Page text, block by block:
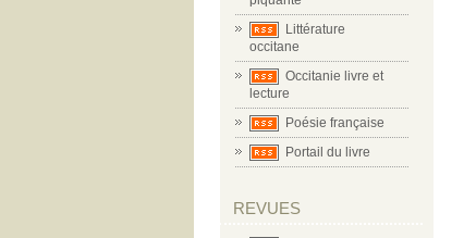
Littérature
occitane
Occitanie livre et
lecture
Poésie française
Portail du livre
REVUES